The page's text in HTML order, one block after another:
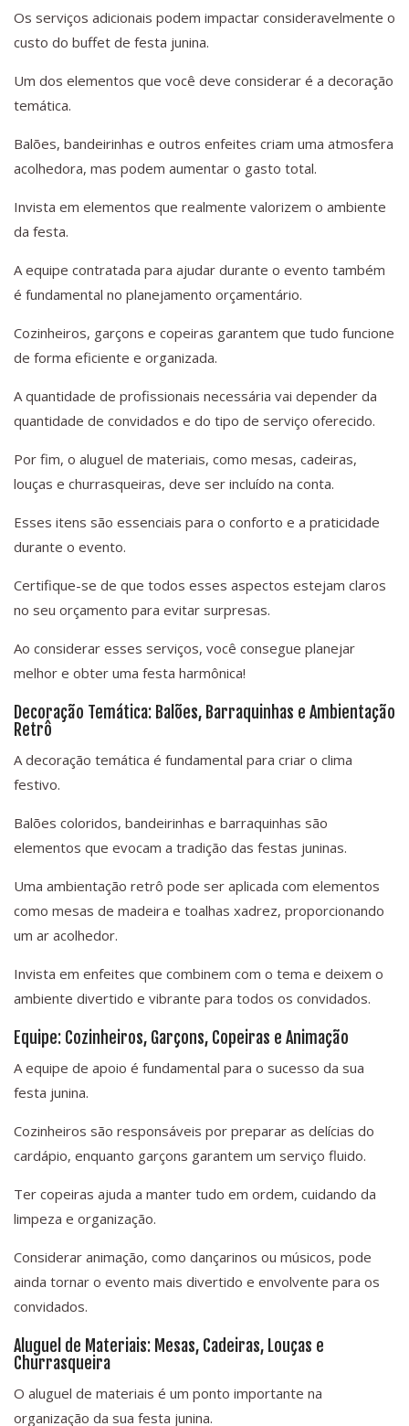
Os serviços adicionais podem impactar consideravelmente o
custo do buffet de festa junina.
Um dos elementos que você deve considerar é a decoração
temática.
Balões, bandeirinhas e outros enfeites criam uma atmosfera
acolhedora, mas podem aumentar o gasto total.
Invista em elementos que realmente valorizem o ambiente
da festa.
A equipe contratada para ajudar durante o evento também
é fundamental no planejamento orçamentário.
Cozinheiros, garçons e copeiras garantem que tudo funcione
de forma eficiente e organizada.
A quantidade de profissionais necessária vai depender da
quantidade de convidados e do tipo de serviço oferecido.
Por fim, o aluguel de materiais, como mesas, cadeiras,
louças e churrasqueiras, deve ser incluído na conta.
Esses itens são essenciais para o conforto e a praticidade
durante o evento.
Certifique-se de que todos esses aspectos estejam claros
no seu orçamento para evitar surpresas.
Ao considerar esses serviços, você consegue planejar
melhor e obter uma festa harmônica!
Decoração Temática: Balões, Barraquinhas e Ambientação
Retrô
A decoração temática é fundamental para criar o clima
festivo.
Balões coloridos, bandeirinhas e barraquinhas são
elementos que evocam a tradição das festas juninas.
Uma ambientação retrô pode ser aplicada com elementos
como mesas de madeira e toalhas xadrez, proporcionando
um ar acolhedor.
Invista em enfeites que combinem com o tema e deixem o
ambiente divertido e vibrante para todos os convidados.
Equipe: Cozinheiros, Garçons, Copeiras e Animação
A equipe de apoio é fundamental para o sucesso da sua
festa junina.
Cozinheiros são responsáveis por preparar as delícias do
cardápio, enquanto garçons garantem um serviço fluido.
Ter copeiras ajuda a manter tudo em ordem, cuidando da
limpeza e organização.
Considerar animação, como dançarinos ou músicos, pode
ainda tornar o evento mais divertido e envolvente para os
convidados.
Aluguel de Materiais: Mesas, Cadeiras, Louças e
Churrasqueira
O aluguel de materiais é um ponto importante na
organização da sua festa junina.